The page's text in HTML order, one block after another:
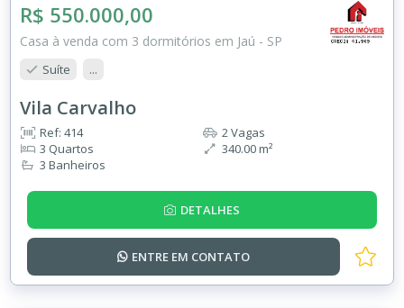
R$ 550.000,00
Casa à venda com 3 dormitórios em Jaú - SP
Suíte ...
Vila Carvalho
Ref: 414
3 Quartos
3 Banheiros
2 Vagas
340.00 m²
DETALHES
ENTRE EM CONTATO